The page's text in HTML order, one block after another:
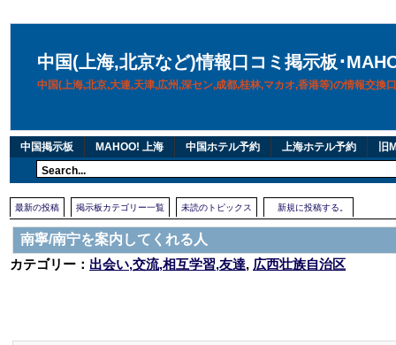
中国(上海,北京など)情報口コミ掲示板･
中国(上海,北京,大連,天津,広州,深セン,成都,桂林,マカオ,香港等)の情報交換
中国掲示板 MAHOO! 上海 中国ホテル予約 上海ホテル予約 旧
最新の投稿 掲示板カテゴリー一覧 未読のトピックス 新規に投稿する。
南寧/南宁を案内してくれる人
カテゴリー： 出会い,交流,相互学習,友達, 広西壮族自治区